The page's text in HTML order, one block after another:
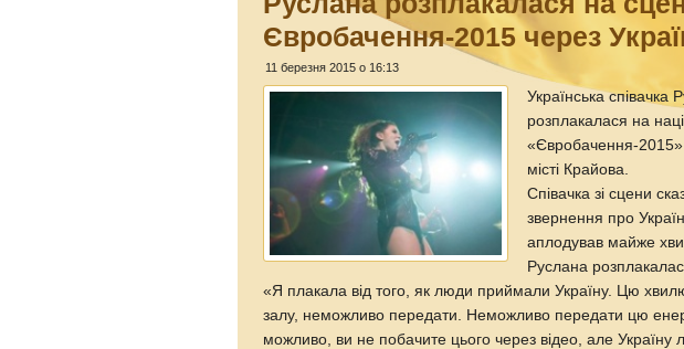
Євробачення-2015 через
11 березня 2015 о 16:13
Українська співачка
розплакалася на
«Євробачення-
місті Крайова.
Співачка зі сцени
звернення про
аплодував майже
Руслана
«Я плакала від того, як люди приймали Україну. Цю
залу, неможливо передати. Неможливо передати цю
можливо, ви не побачите цього через відео, але Україну